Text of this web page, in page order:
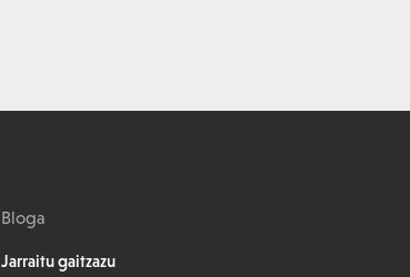
Bloga
Jarraitu gaitzazu